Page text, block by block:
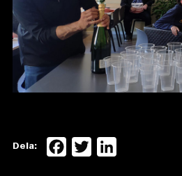
Dela: Facebook
Twitter